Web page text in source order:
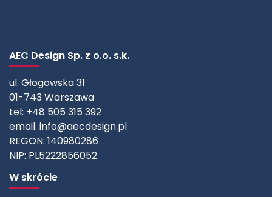
AEC Design Sp. z o.o. s.k.
ul. Głogowska 31
01-743 Warszawa
tel: +48 505 315 392
email: info@aecdesign.pl
REGON: 140980286
NIP: PL5222856052
W skrócie